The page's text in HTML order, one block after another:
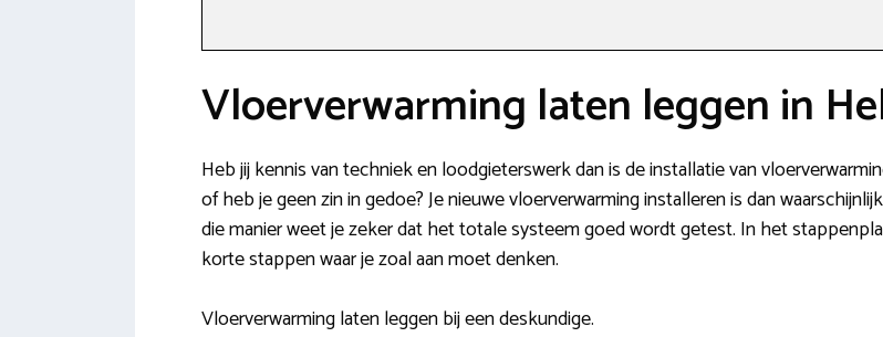
Vloerverwarming laten leggen in
Heb jij kennis van techniek en loodgieterswerk dan is de installatie van
of heb je geen zin in gedoe? Je nieuwe vloerverwarming installeren is dan
die manier weet je zeker dat het totale systeem goed wordt getest. In het
korte stappen waar je zoal aan moet denken.
Vloerverwarming laten leggen bij een deskundige.